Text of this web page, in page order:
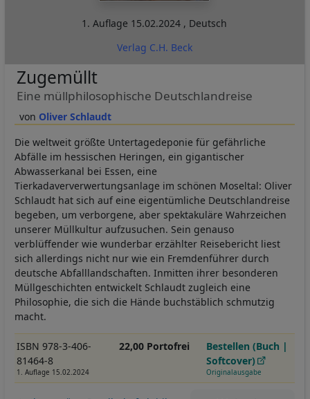
1. Auflage 15.02.2024 , Deutsch
Verlag C.H. Beck
Oliver Schlaudt
Zugemüllt
Eine müllphilosophische Deutschlandreise
Die weltweit größte Untertagedeponie für gefährliche
Abfälle im hessischen Heringen, ein gigantischer
Abwasserkanal bei Essen, eine
Tierkadaververwertungsanlage im schönen Moseltal: Oliver
Schlaudt hat sich auf eine eigentümliche Deutschlandreise
begeben, um verborgene, aber spektakuläre Wahrzeichen
unserer Müllkultur aufzusuchen. Sein genauso
verblüffender wie wunderbar erzählter Reisebericht liest
sich allerdings nicht nur wie ein Fremdenführer durch
deutsche Abfalllandschaften. Inmitten ihrer besonderen
Müllgeschichten entwickelt Schlaudt zugleich eine
Philosophie, die sich die Hände buchstäblich schmutzig
macht.
ISBN 978-3-406-
81464-8
1. Auflage 15.02.2024
22,00 Portofrei
Bestellen (Buch |
Softcover)
Originalausgabe